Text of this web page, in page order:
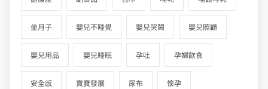
坐月子 嬰兒不睡覺 嬰兒哭鬧 嬰兒照顧
嬰兒用品 嬰兒睡眠 孕吐 孕婦飲食
安全感 寶寶發展 尿布 懷孕